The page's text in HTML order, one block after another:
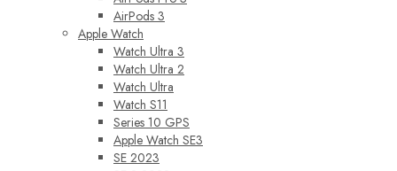
AirPods 3
Apple Watch
Watch Ultra 3
Watch Ultra 2
Watch Ultra
Watch S11
Series 10 GPS
Apple Watch SE3
SE 2023